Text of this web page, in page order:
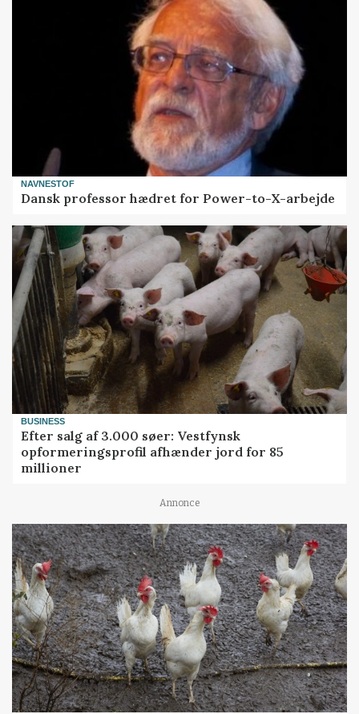
NAVNESTOF
Dansk professor hædret for Power-to-X-arbejde
BUSINESS
Efter salg af 3.000 søer: Vestfynsk
opformeringsprofil afhænder jord for 85
millioner
Annonce